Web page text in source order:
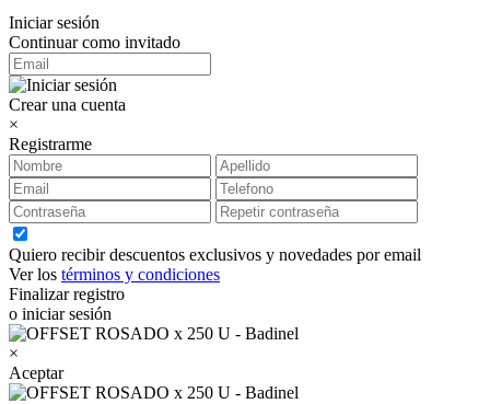
Iniciar sesión
Continuar como invitado
Crear una cuenta
×
Registrarme
Quiero recibir descuentos exclusivos y novedades por email
Ver los términos y condiciones
Finalizar registro
o iniciar sesión
×
Aceptar